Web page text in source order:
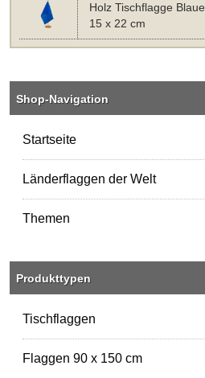
Holz Tischflagge Blaue
15 x 22 cm
Shop-Navigation
Startseite
Länderflaggen der Welt
Themen
Produkttypen
Tischflaggen
Flaggen 90 x 150 cm